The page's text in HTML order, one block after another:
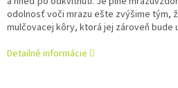
odolnosť voči mrazu ešte zvýšime tým,
mulčovacej kôry, ktorá jej zároveň bude
Detailné informácie